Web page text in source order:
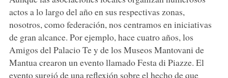
actos a lo largo del año en sus respectivas zonas,
nosotros, como federación, nos centramos en iniciativas
de gran alcance. Por ejemplo, hace cuatro años, los
Amigos del Palacio Te y de los Museos Mantovani de
Mantua crearon un evento llamado Festa di Piazze. El
evento surgió de una reflexión sobre el hecho de que